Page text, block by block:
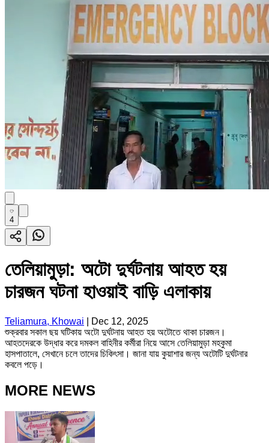
4
তেলিয়ামুড়া: অটো দুর্ঘটনায় আহত হয়
চারজন ঘটনা হাওয়াই বাড়ি এলাকায়
Teliamura, Khowai
Dec 12, 2025
শুক্রবার সকাল ছয় ঘটিকায় অটো দুর্ঘটনায় আহত হয় অটোতে থাকা চারজন।
আহতদেরকে উদ্ধার করে দমকল বাহিনীর কর্মীরা নিয়ে আসে তেলিয়ামুড়া মহকুমা
হাসপাতালে, সেখানে চলে তাদের চিকিৎসা। জানা যায় কুয়াশার জন্য অটোটি দুর্ঘটনার
কবলে পড়ে।
MORE NEWS